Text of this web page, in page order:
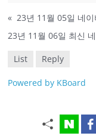
« 23년 11월 05일 네
23년 11월 06일 최신
List Reply
Powered by KBoard